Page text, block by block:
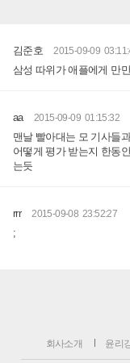
김준호 2015-09-09
삼성 따위가 애플에게 만
aa 2015-09-09 01:15:32
맨날 빨아대는 모 기사들
어떻게 평가 받는지 한동
는듯
rrr 2015-09-08 23:52:27
;
회사소개 윤리